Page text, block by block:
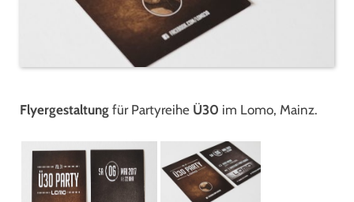
Flyergestaltung für Partyreihe Ü30 im Lomo, Mainz.